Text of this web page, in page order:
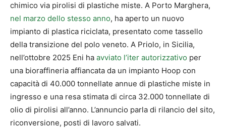
chimico via pirolisi di plastiche miste. A Porto Marghera,
nel marzo dello stesso anno, ha aperto un nuovo
impianto di plastica riciclata, presentato come tassello
della transizione del polo veneto. A Priolo, in Sicilia,
nell’ottobre 2025 Eni ha avviato l’iter autorizzativo per
una bioraffineria affiancata da un impianto Hoop con
capacità di 40.000 tonnellate annue di plastiche miste in
ingresso e una resa stimata di circa 32.000 tonnellate di
olio di pirolisi all’anno. L’annuncio parla di rilancio del sito,
riconversione, posti di lavoro salvati.